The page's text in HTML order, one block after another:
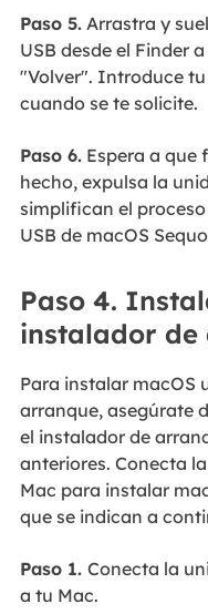
Paso 5.Arrastra y
USB desde el Finder
"Volver". Introduce
cuando se te solicite.
Paso 6.Espera a que
hecho, expulsa la
simplifican el
USB de macOS
Paso 4.
instalador de
Para instalar macOS
arranque, asegúrate
el instalador de
anteriores. Conecta
Mac para instalar
que se indican a
Paso 1. Conecta la
a tu Mac.